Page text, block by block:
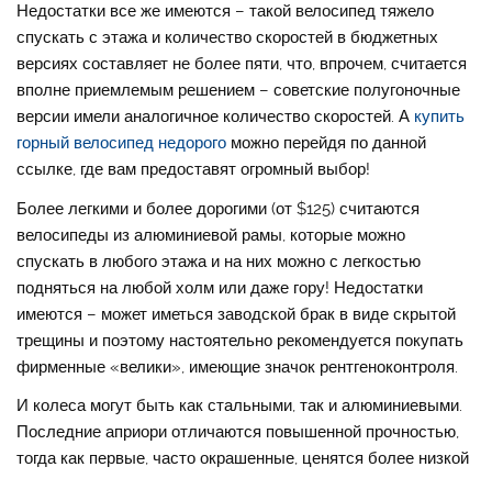
Недостатки все же имеются – такой велосипед тяжело
спускать с этажа и количество скоростей в бюджетных
версиях составляет не более пяти, что, впрочем, считается
вполне приемлемым решением – советские полугоночные
версии имели аналогичное количество скоростей. А купить
горный велосипед недорого можно перейдя по данной
ссылке, где вам предоставят огромный выбор!
Более легкими и более дорогими (от $125) считаются
велосипеды из алюминиевой рамы, которые можно
спускать в любого этажа и на них можно с легкостью
подняться на любой холм или даже гору! Недостатки
имеются – может иметься заводской брак в виде скрытой
трещины и поэтому настоятельно рекомендуется покупать
фирменные «велики», имеющие значок рентгеноконтроля.
И колеса могут быть как стальными, так и алюминиевыми.
Последние априори отличаются повышенной прочностью,
тогда как первые, часто окрашенные, ценятся более низкой